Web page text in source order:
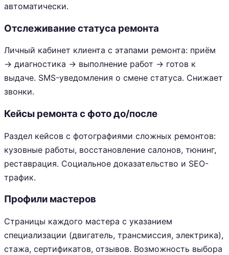
автоматически.
Отслеживание статуса ремонта
Личный кабинет клиента с этапами ремонта: приём
→ диагностика → выполнение работ → готов к
выдаче. SMS-уведомления о смене статуса. Снижает
звонки.
Кейсы ремонта с фото до/после
Раздел кейсов с фотографиями сложных ремонтов:
кузовные работы, восстановление салонов, тюнинг,
реставрация. Социальное доказательство и SEO-
трафик.
Профили мастеров
Страницы каждого мастера с указанием
специализации (двигатель, трансмиссия, электрика),
стажа, сертификатов, отзывов. Возможность выбора